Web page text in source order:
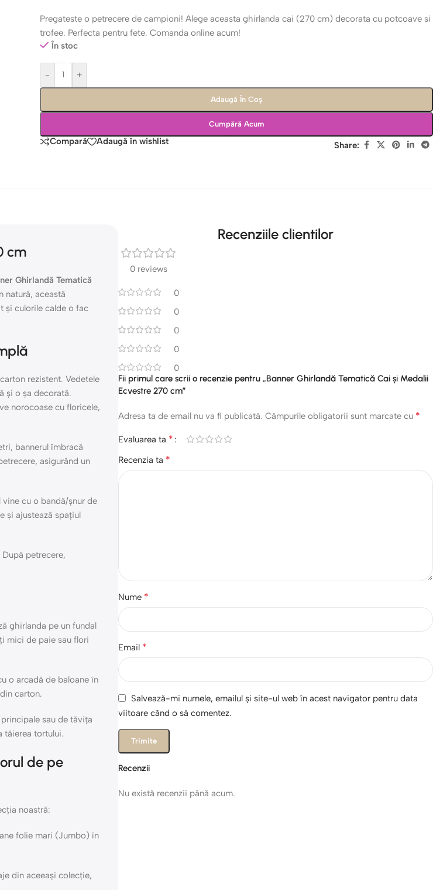
Pregateste o petrecere de campioni! Alege aceasta ghirlanda cai (270 cm) decorata cu potcoave si
trofee. Perfecta pentru fete. Comanda online acum!
În stoc
- +
Adaugă În Coș
Cumpără Acum
Compară Adaugă în wishlist Share:
cm
Ghirlandă Tematică
natură, această
și culorile calde o fac
rezistent. Vedetele
și o șa decorată.
norocoase cu floricele,
bannerul îmbracă
asigurând un
cu o bandă/șnur de
și ajustează spațiul
petrecere,
ghirlanda pe un fundal
mici de paie sau flori
o arcadă de baloane în
carton.
sau de tăvița
tăierea tortului.
de pe
noastră:
folie mari (Jumbo) în
din aceeași colecție,
Recenziile clientilor
0 reviews
0
0
0
0
0
Recenzii
Nu există recenzii până acum.
Fii primul care scrii o recenzie pentru „Banner Ghirlandă Tematică Cai și Medalii
Ecvestre 270 cm”
Adresa ta de email nu va fi publicată. Câmpurile obligatorii sunt marcate cu *
Evaluarea ta *
Recenzia ta *
Nume *
Email *
Salvează-mi numele, emailul și site-ul web în acest navigator pentru data
viitoare când o să comentez.